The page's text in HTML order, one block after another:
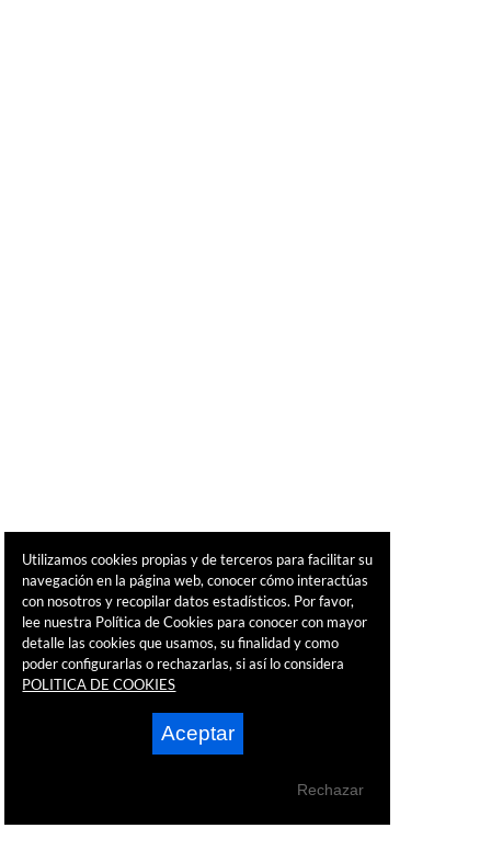
Utilizamos cookies propias y de terceros para facilitar su
navegación en la página web, conocer cómo interactúas
con nosotros y recopilar datos estadísticos. Por favor,
lee nuestra Política de Cookies para conocer con mayor
detalle las cookies que usamos, su finalidad y como
poder configurarlas o rechazarlas, si así lo considera
POLITICA DE COOKIES
Aceptar
Rechazar